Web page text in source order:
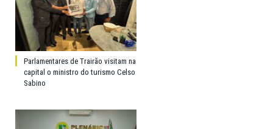
Parlamentares de Trairão visitam na
capital o ministro do turismo Celso
Sabino